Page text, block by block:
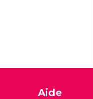
Aide